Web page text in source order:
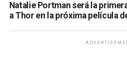
Natalie Portman será la
a Thor en la próxima película